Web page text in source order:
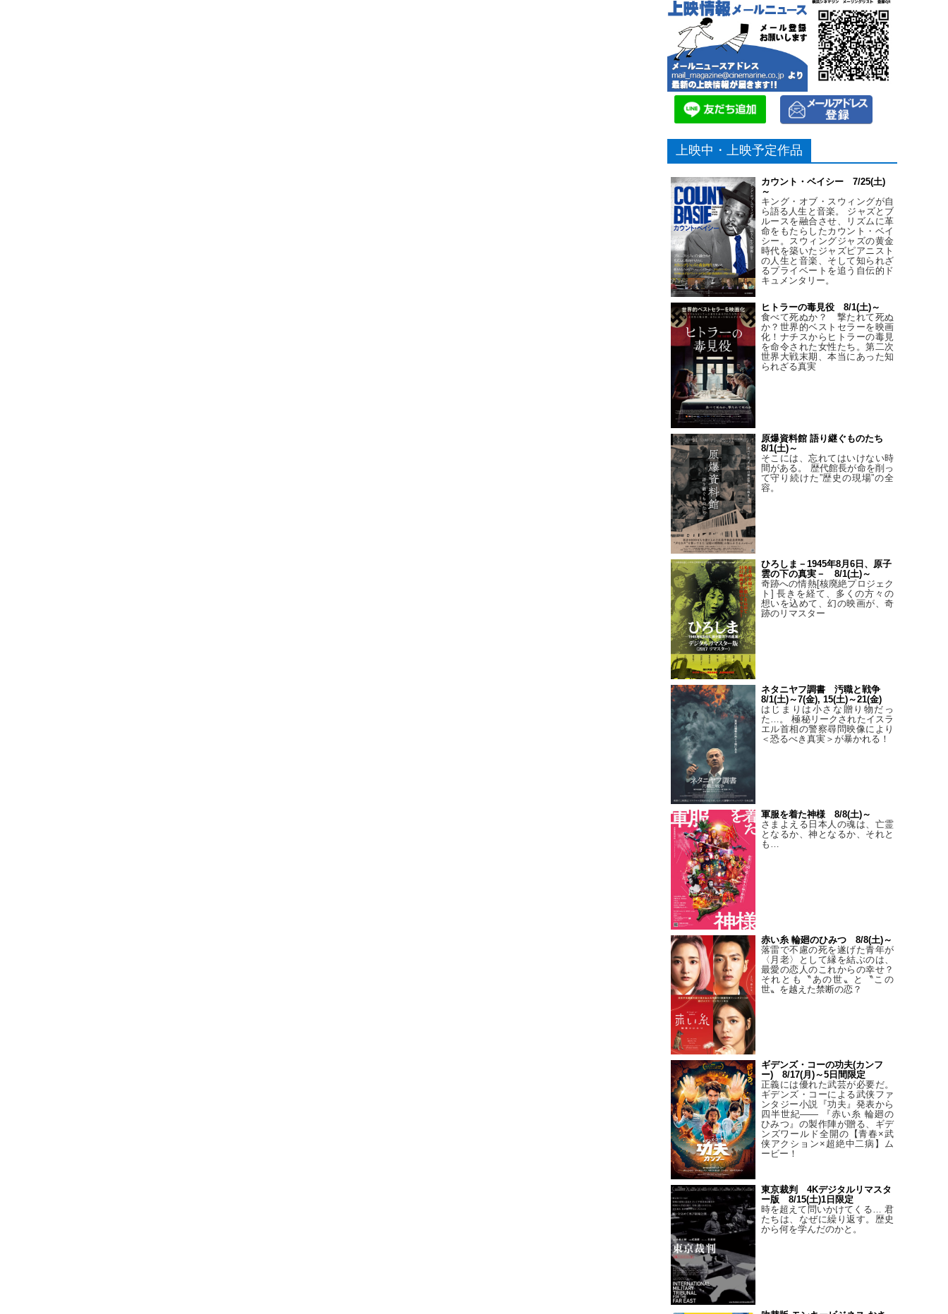
上映中・上映予定作品
カウント・ベイシー 7/25(土)
～
キング・オブ・スウィングが自
ら語る人生と音楽。 ジャズとブ
ルースを融合させ、リズムに革
命をもたらしたカウント・ベイ
シー。スウィングジャズの黄金
時代を築いたジャズピアニスト
の人生と音楽、そして知られざ
るプライベートを追う自伝的ド
キュメンタリー。
ヒトラーの毒見役 8/1(土)～
食べて死ぬか？ 撃たれて死ぬ
か？世界的ベストセラーを映画
化！ナチスからヒトラーの毒見
を命令された女性たち。第二次
世界大戦末期、本当にあった知
られざる真実
原爆資料館 語り継ぐものたち
8/1(土)～
そこには、忘れてはいけない時
間がある。 歴代館長が命を削っ
て守り続けた”歴史の現場”の全
容。
ひろしま－1945年8月6日、原子
雲の下の真実－ 8/1(土)～
奇跡への情熱[核廃絶プロジェク
ト] 長きを経て、多くの方々の
想いを込めて、幻の映画が、奇
跡のリマスター
ネタニヤフ調書 汚職と戦争
8/1(土)～7(金), 15(土)～21(金)
はじまりは小さな贈り物だっ
た…。 極秘リークされたイスラ
エル首相の警察尋問映像により
＜恐るべき真実＞が暴かれる！
軍服を着た神様 8/8(土)～
さまよえる日本人の魂は、亡霊
となるか、神となるか、それと
も…
赤い糸 輪廻のひみつ 8/8(土)～
落雷で不慮の死を遂げた青年が
〈月老〉として縁を結ぶのは、
最愛の恋人のこれからの幸せ？
それとも〝あの世〟と〝この
世〟を越えた禁断の恋？
ギデンズ・コーの功夫(カンフ
ー) 8/17(月)～5日間限定
正義には優れた武芸が必要だ。
ギデンズ・コーによる武侠ファ
ンタジー小説『功夫』発表から
四半世紀―― 『赤い糸 輪廻の
ひみつ』の製作陣が贈る、ギデ
ンズワールド全開の【青春×武
侠アクション×超絶中二病】ム
ービー！
東京裁判 4Kデジタルリマスタ
ー版 8/15(土)1日限定
時を超えて問いかけてくる… 君
たちは、なぜに繰り返す。歴史
から何を学んだのかと。